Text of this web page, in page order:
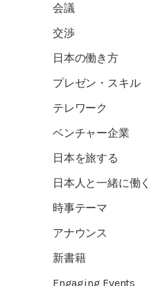
会議
交渉
日本の働き方
プレゼン・スキル
テレワーク
ベンチャー企業
日本を旅する
日本人と一緒に働く
時事テーマ
アナウンス
新書籍
Engaging Events